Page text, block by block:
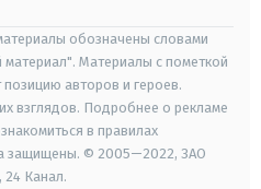
обозначены словами
Материалы с пометкой
авторов и героев.
взглядов. Подробнее о рекламе
в правилах
защищены. © 2005—2022, ЗАО
Канал.